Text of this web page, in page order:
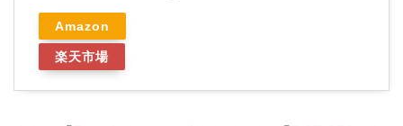
Amazon
楽天市場